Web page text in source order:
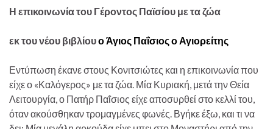
Η επικοινωνία του Γέροντος Παϊσίου με τα ζώα
εκ του νέου βιβλίουο Άγιος Παΐσιος ο Αγιορείτης
Εντύπωση έκανε στους Κονιτσιώτες και η επικοινωνία που
είχε ο «Καλόγερος» με τα ζώα. Μία Κυριακή, μετά την Θεία
Λειτουργία, ο Πατήρ Παΐσιος είχε αποσυρθεί στο κελλί του,
όταν ακούσθηκαν τρομαγμένες φωνές. Βγήκε έξω, και τι να